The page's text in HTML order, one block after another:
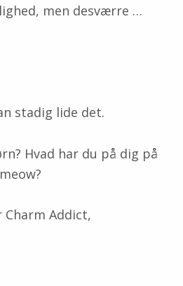
men desværre …
stadig lide det.
Hvad har du på dig på
Charm Addict,